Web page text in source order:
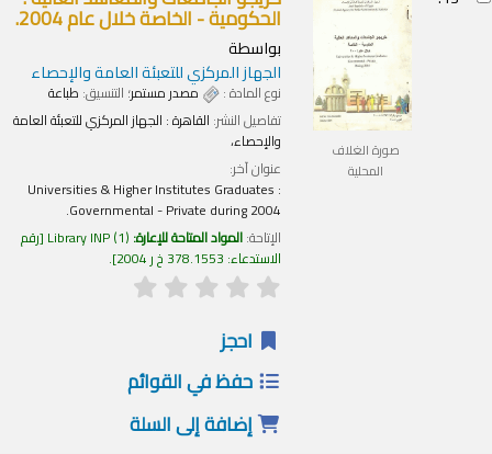
صورة الغلاف
المحلية
الحكومية - الخاصة خلال عام 2004.
بواسطة
الجهاز المركزي للتعبئة العامة والإحصاء
نوع المادة : مصدر مستمر؛ التنسيق:طباعة
تفاصيل النشر:القاهرة :الجهاز المركزي للتعبئة العامة
والإحصاء،
عنوان آخر:
Universities & Higher Institutes Graduates :
Governmental - Private during 2004.
الإتاحة:المواد المتاحة للإعارة: Library INP(1)
رقم
الاستدعاء:378.1553 خ ر 2004 .
احجز
حفظ في القوائم
إضافة إلى السلة